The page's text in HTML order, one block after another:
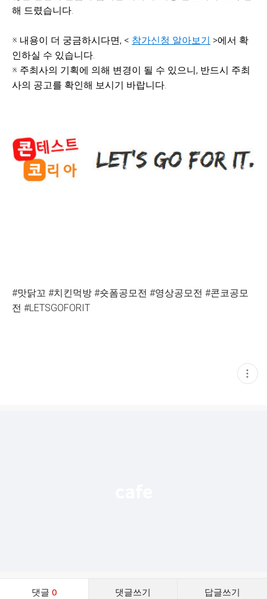
해 드렸습니다.
※ 내용이 더 궁금하시다면, < 참가신청 알아보기 >에서 확
인하실 수 있습니다.
※ 주최사의 기획에 의해 변경이 될 수 있으니, 반드시 주최
사의 공고를 확인해 보시기 바랍니다.
#맛닭꼬 #치킨먹방 #숏폼공모전 #영상공모전 #콘코공모
전 #LETSGOFORIT
현
재
댓글 0 댓글쓰기 답글쓰기